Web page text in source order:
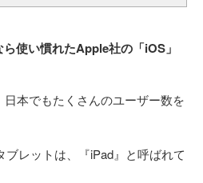
使い慣れたApple社の「iOS」
本でもたくさんのユーザー数を
ブレットは、『iPad』と呼ばれて